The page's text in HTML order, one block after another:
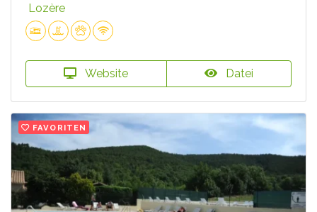
Lozère
Website Datei
FAVORITEN